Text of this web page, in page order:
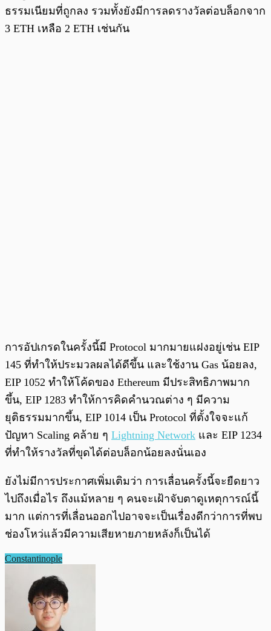
ธรรมเนียมที่ถูกลง รวมทั้งยังมีการลดรางวัลต่อบล็อกจาก
3 ETH เหลือ 2 ETH เช่นกัน
การอัปเกรดในครั้งนี้มี Protocol มากมายแฝงอยู่เช่น EIP
145 ที่ทำให้ประมวลผลได้ดีขึ้น และใช้งาน Gas น้อยลง,
EIP 1052 ทำให้โค้ดของ Ethereum มีประสิทธิภาพมาก
ขึ้น, EIP 1283 ทำให้การคิดคำนวณต่าง ๆ มีความ
ยุติธรรมมากขึ้น, EIP 1014 เป็น Protocol ที่ตั้งใจจะแก้
ปัญหา Scaling คล้าย ๆ Lightning Network และ EIP 1234
ที่ทำให้รางวัลที่ขุดได้ต่อบล็อกน้อยลงนั่นเอง
ยังไม่มีการประกาศเพิ่มเติมว่า การเลื่อนครั้งนี้จะยืดยาว
ไปถึงเมื่อไร ถึงแม้หลาย ๆ คนจะเฝ้าจับตาดูเหตุการณ์นี้
มาก แต่การที่เลื่อนออกไปอาจจะเป็นเรื่องดีกว่าการที่พบ
ช่องโหว่แล้วมีความเสียหายภายหลังก็เป็นได้
Constantinople